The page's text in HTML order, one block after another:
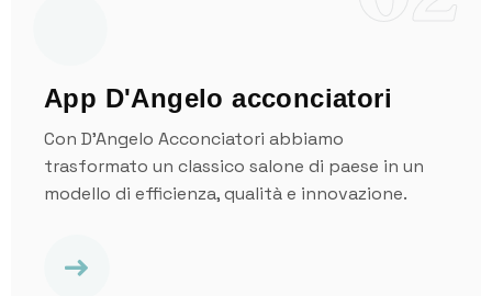
App D'Angelo acconciatori
Con D’Angelo Acconciatori abbiamo
trasformato un classico salone di paese in un
modello di efficienza, qualità e innovazione.